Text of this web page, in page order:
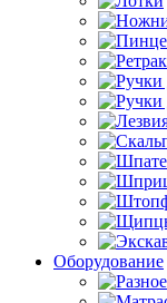
Оборудование